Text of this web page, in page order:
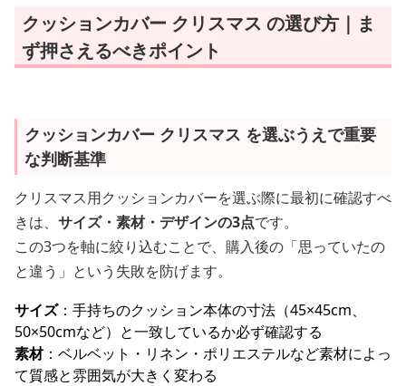
クッションカバー クリスマス の選び方｜ま
ず押さえるべきポイント
クッションカバー クリスマス を選ぶうえで重要
な判断基準
クリスマス用クッションカバーを選ぶ際に最初に確認すべ
きは、 サイズ・素材・デザインの3点です。
この3つを軸に絞り込むことで、購入後の「思っていたの
と違う」という失敗を防げます。
サイズ：手持ちのクッション本体の寸法（45×45cm、
50×50cmなど）と一致しているか必ず確認する
素材：ベルベット・リネン・ポリエステルなど素材によっ
て質感と雰囲気が大きく変わる